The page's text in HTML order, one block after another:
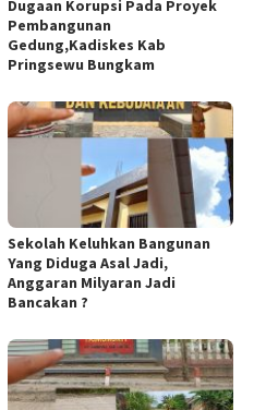
Dugaan Korupsi Pada Proyek
Pembangunan
Gedung,Kadiskes Kab
Pringsewu Bungkam
Sekolah Keluhkan Bangunan
Yang Diduga Asal Jadi,
Anggaran Milyaran Jadi
Bancakan ?